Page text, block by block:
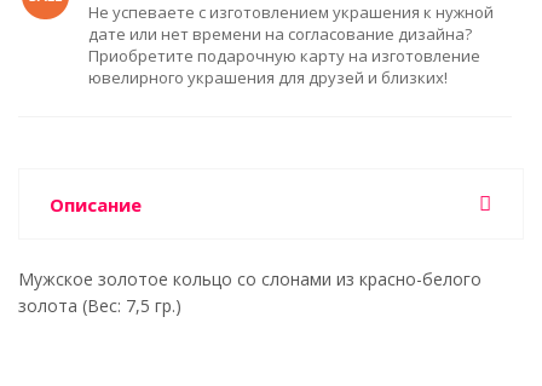
Не успеваете с изготовлением украшения к нужной
дате или нет времени на согласование дизайна?
Приобретите подарочную карту на изготовление
ювелирного украшения для друзей и близких!
Описание
Мужское золотое кольцо со слонами из красно-белого
золота (Вес: 7,5 гр.)